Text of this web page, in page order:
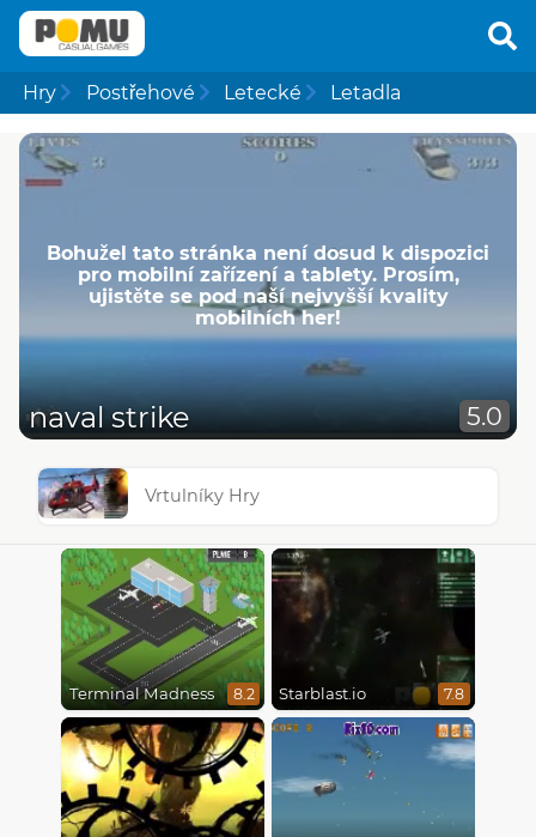
Hry Postřehové Letecké Letadla
Bohužel tato stránka není dosud k dispozici
pro mobilní zařízení a tablety. Prosím,
ujistěte se pod naší nejvyšší kvality
mobilních her!
naval strike 5.0
Vrtulníky Hry
Terminal Madness 8.2 Starblast.io 7.8